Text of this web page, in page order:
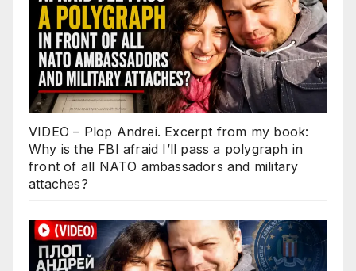
VIDEO – Plop Andrei. Excerpt from my book:
Why is the FBI afraid I’ll pass a polygraph in
front of all NATO ambassadors and military
attaches?